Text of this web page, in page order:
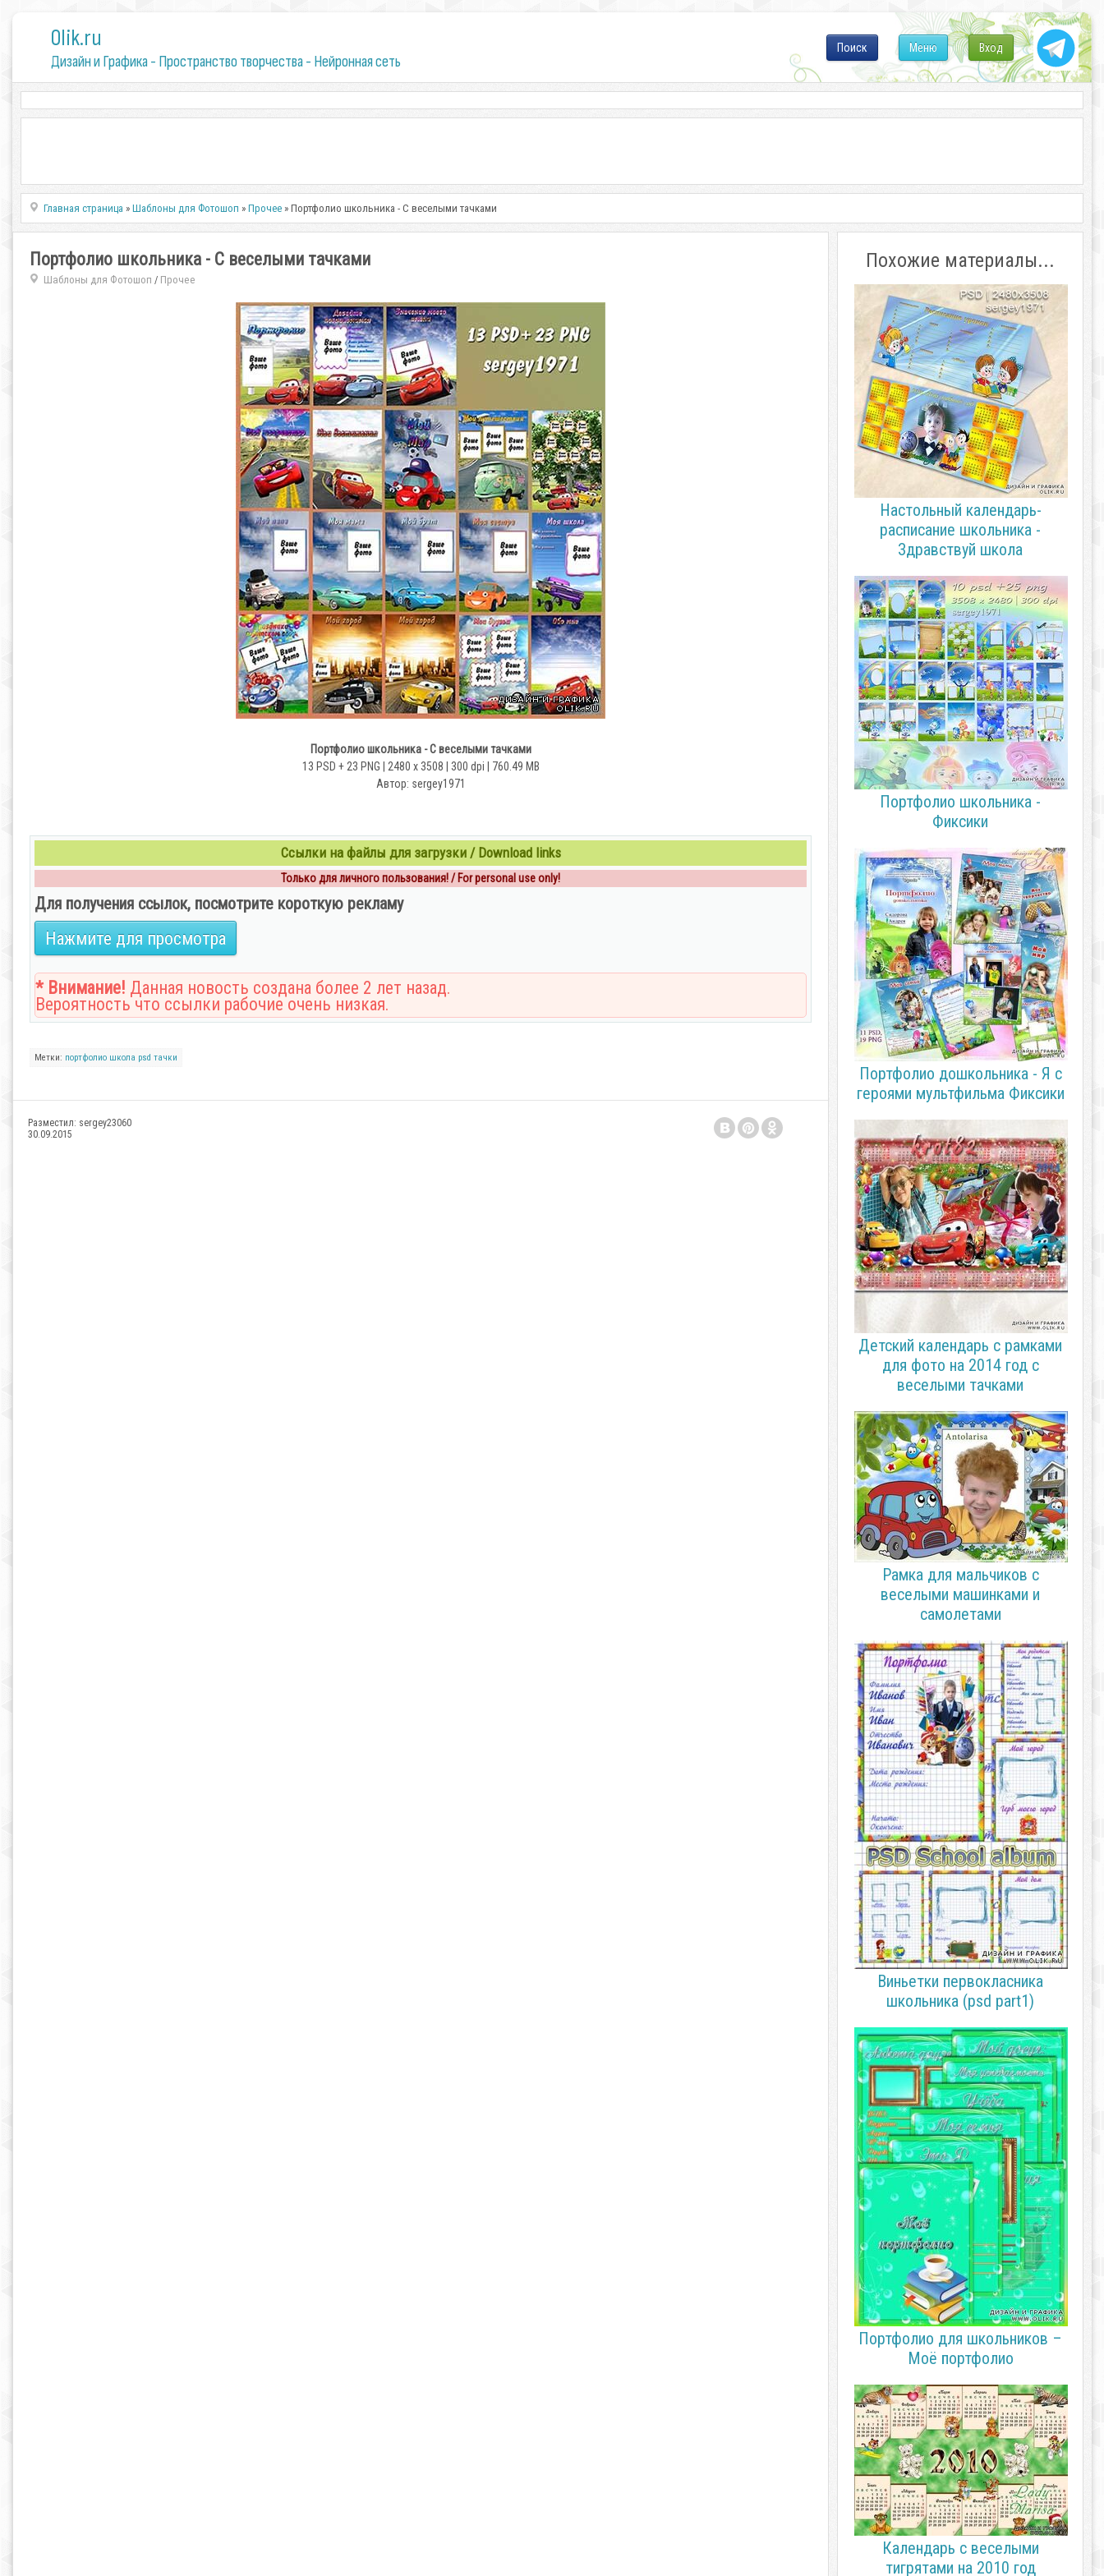
0lik.ru
Дизайн и Графика - Пространство творчества - Нейронная сеть
Вход
Меню
Поиск
Главная страница »Шаблоны для Фотошоп »Прочее » Портфолио школьника - С веселыми тачками
Портфолио школьника - С веселыми тачками
Шаблоны для Фотошоп / Прочее
Портфолио школьника - С веселыми тачками
13 PSD + 23 PNG | 2480 x 3508 | 300 dpi | 760.49 MB
Автор: sergey1971
Ссылки на файлы для загрузки / Download links
Только для личного пользования! / For personal use only!
Для получения ссылок, посмотрите короткую рекламу
Нажмите для просмотра
* Внимание! Данная новость создана более 2 лет назад.
Вероятность что ссылки рабочие очень низкая.
Метки: портфолио школа psd тачки
Разместил: sergey23060
30.09.2015
Похожие материалы...
Настольный календарь-
расписание школьника -
Здравствуй школа
Портфолио школьника -
Фиксики
Портфолио дошкольника - Я с
героями мультфильма Фиксики
Детский календарь с рамками
для фото на 2014 год с
веселыми тачками
Рамка для мальчиков с
веселыми машинками и
самолетами
Виньетки первокласника
школьника (psd part1)
Портфолио для школьников –
Моё портфолио
Календарь с веселыми
тигрятами на 2010 год